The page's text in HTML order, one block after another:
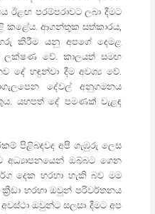
ඊළඟ පරම්පරාවට ලබා දීමට
කළේය. ආගන්තුක සත්කාරය,
කිරීම යනු අපගේ දෙමළ
ලක්ෂණ වේ. කාලයත් සමඟ
දේ හඳුන්වා දීම අවශ්‍ය වේ.
දේවල් අනුගමනය
යහපත් දේ පමණක් වැළඳ
පිළිබඳවද අපි ගැඹුරු ලෙස
ඔබ්බට ගෙන
දෙක හරහා හැකි බව මම
හරහා ඔවුන් පරිවර්තනය
ඔවුන්ට සලසා දීමට අප